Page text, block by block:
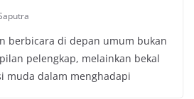
berbicara di depan umum bukan
pelengkap, melainkan bekal
muda dalam menghadapi